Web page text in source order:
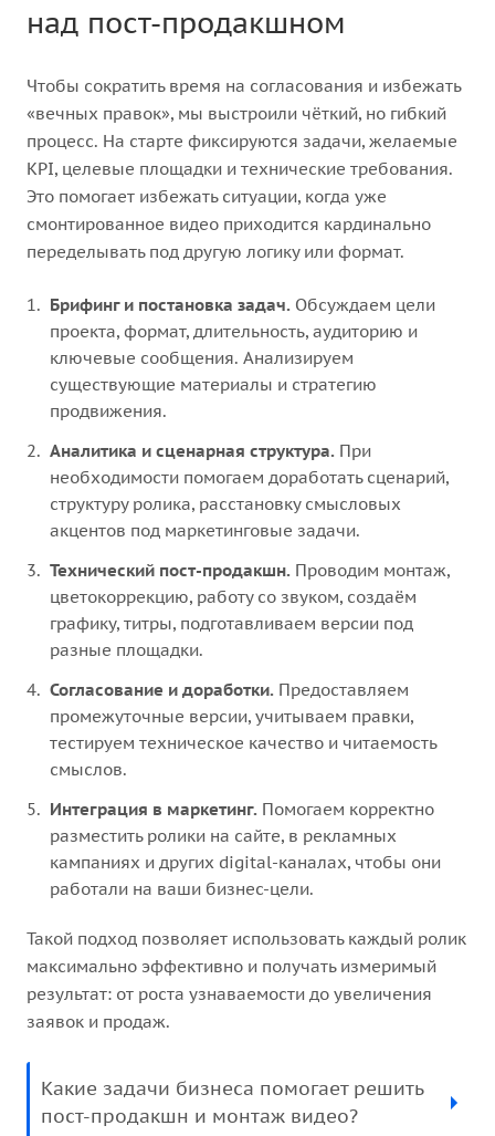
над пост-продакшном
Чтобы сократить время на согласования и избежать
«вечных правок», мы выстроили чёткий, но гибкий
процесс. На старте фиксируются задачи, желаемые
KPI, целевые площадки и технические требования.
Это помогает избежать ситуации, когда уже
смонтированное видео приходится кардинально
переделывать под другую логику или формат.
Брифинг и постановка задач. Обсуждаем цели
проекта, формат, длительность, аудиторию и
ключевые сообщения. Анализируем
существующие материалы и стратегию
продвижения.
Аналитика и сценарная структура. При
необходимости помогаем доработать сценарий,
структуру ролика, расстановку смысловых
акцентов под маркетинговые задачи.
Технический пост-продакшн. Проводим монтаж,
цветокоррекцию, работу со звуком, создаём
графику, титры, подготавливаем версии под
разные площадки.
Согласование и доработки. Предоставляем
промежуточные версии, учитываем правки,
тестируем техническое качество и читаемость
смыслов.
Интеграция в маркетинг. Помогаем корректно
разместить ролики на сайте, в рекламных
кампаниях и других digital-каналах, чтобы они
работали на ваши бизнес-цели.
Такой подход позволяет использовать каждый ролик
максимально эффективно и получать измеримый
результат: от роста узнаваемости до увеличения
заявок и продаж.
Какие задачи бизнеса помогает решить
пост-продакшн и монтаж видео?